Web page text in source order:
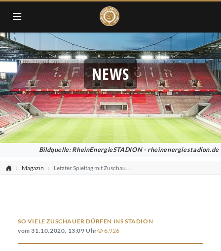
NEWS
Bildquelle: RheinEnergieSTADION - rheinenergiestadion.de
Magazin Letzter Spieltag mit Zuschauern: Erlaubte Zuschauerzahlen am Wochenende
SO VIELE ZUSCHAUER DÜRFEN INS STADION
vom 31.10.2020, 13:09 Uhr
6.926